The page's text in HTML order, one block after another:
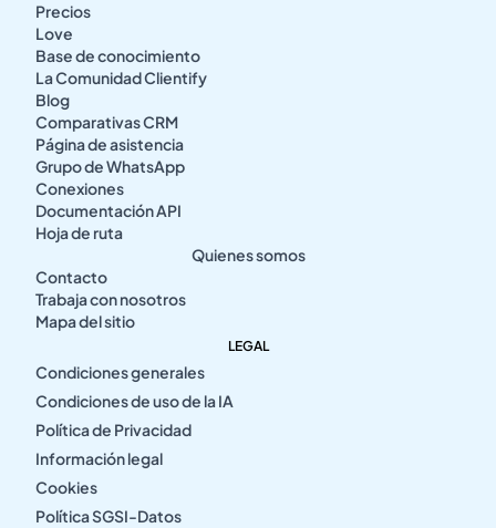
Precios
Love
Base de conocimiento
La Comunidad Clientify
Blog
Comparativas CRM
Página de asistencia
Grupo de WhatsApp
Conexiones
Documentación API
Hoja de ruta
Quienes somos
Contacto
Trabaja con nosotros
Mapa del sitio
LEGAL
Condiciones generales
Condiciones de uso de la IA
Política de Privacidad
Información legal
Cookies
Política SGSI-Datos